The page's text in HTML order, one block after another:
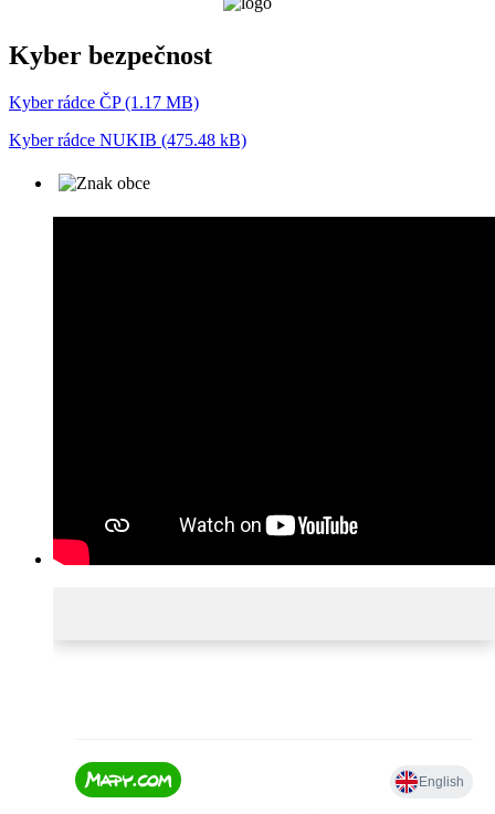
Kyber bezpečnost
Kyber rádce ČP (1.17 MB)
Kyber rádce NUKIB (475.48 kB)